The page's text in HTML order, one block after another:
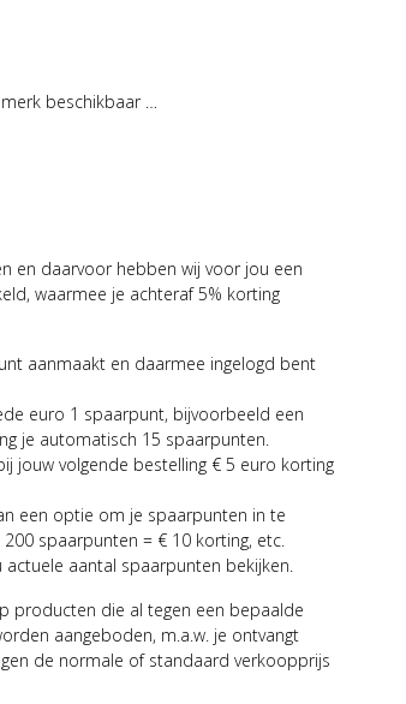
beschikbaar …
en daarvoor hebben wij voor jou een
waarmee je achteraf 5% korting
aanmaakt en daarmee ingelogd bent
euro 1 spaarpunt, bijvoorbeeld een
je automatisch 15 spaarpunten.
jouw volgende bestelling € 5 euro korting
een optie om je spaarpunten in te
spaarpunten = € 10 korting, etc.
aantal spaarpunten bekijken.
producten die al tegen een bepaalde
aangeboden, m.a.w. je ontvangt
de normale of standaard verkoopprijs